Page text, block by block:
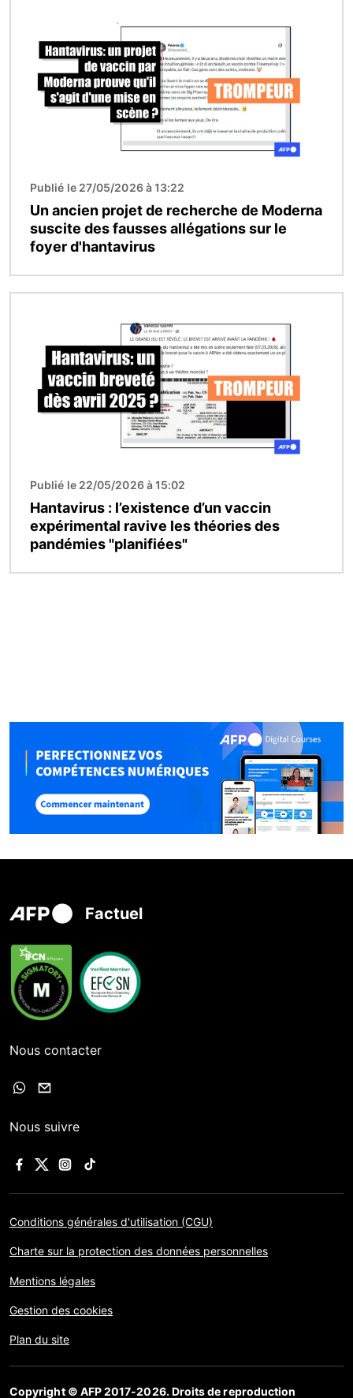
Publié le 27/05/2026 à 13:22
Un ancien projet de recherche de Moderna
suscite des fausses allégations sur le
foyer d'hantavirus
Publié le 22/05/2026 à 15:02
Hantavirus : l’existence d’un vaccin
expérimental ravive les théories des
pandémies "planifiées"
Factuel
Nous contacter
Nous suivre
Conditions générales d'utilisation (CGU)
Charte sur la protection des données personnelles
Mentions légales
Gestion des cookies
Plan du site
Copyright © AFP 2017-2026. Droits de reproduction